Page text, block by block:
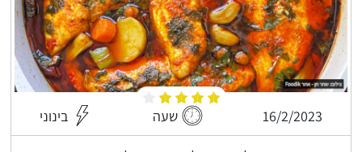
16/2/2023 שעה בינוני